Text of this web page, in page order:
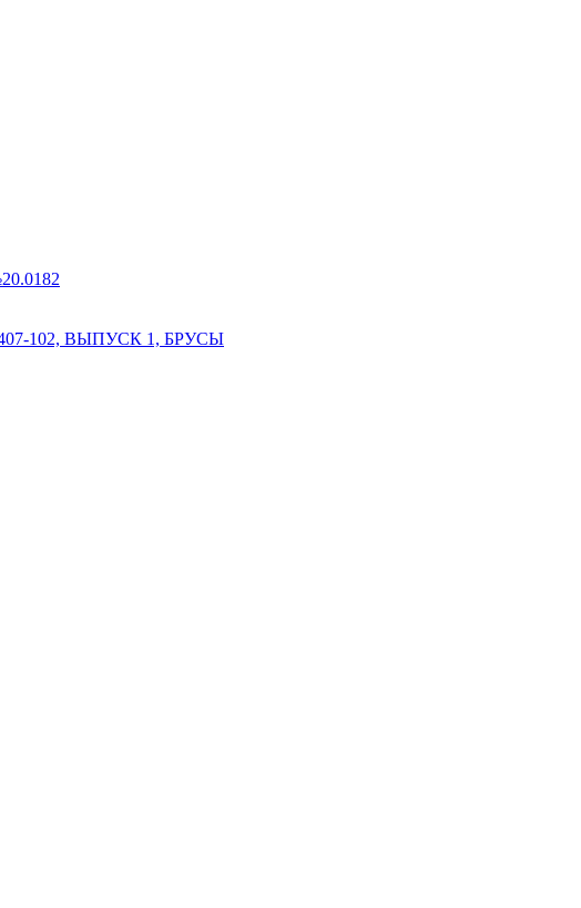
102, ВЫПУСК 1, БРУСЫ